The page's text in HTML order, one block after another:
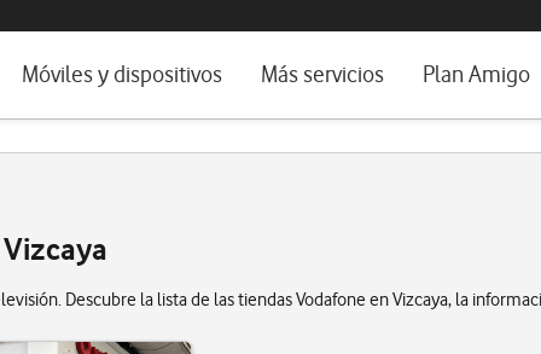
e idioma
Móviles y dispositivos
Ver todos
Más servicios Plan Amigo
Descubre la lista de las tiendas Vodafone en Vizcaya, la